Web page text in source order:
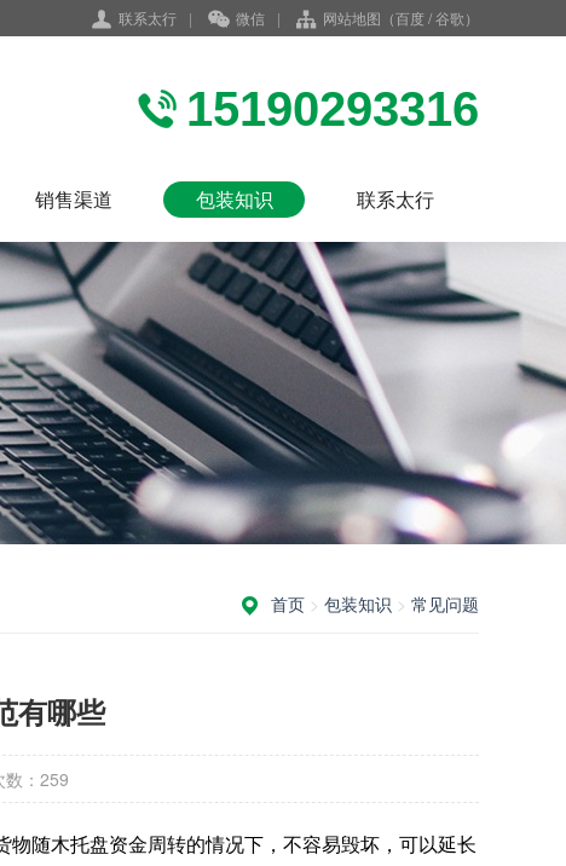
联系太行 | 微信 | 网站地图 （百度/谷歌）
15190293316
销售渠道 包装知识 联系太行
首页 > 包装知识 > 常见问题
有哪些
： 259
随木托盘资金周转的情况下，不容易毁坏，可以延长